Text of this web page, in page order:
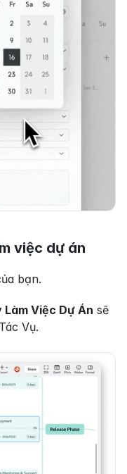
việc dự án
bạn.
Làm Việc Dự Án sẽ
Vụ.